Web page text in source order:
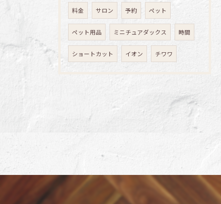
料金 サロン 予約 ペット
ペット用品 ミニチュアダックス 時間
ショートカット イオン チワワ